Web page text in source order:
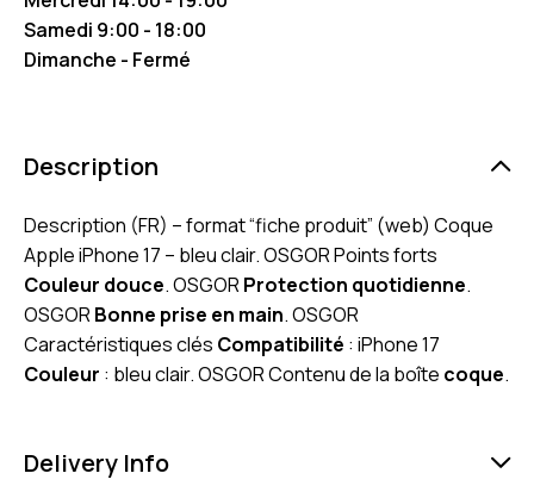
Samedi 9:00 - 18:00
Dimanche - Fermé
Description
Description (FR) – format “fiche produit” (web) Coque
Apple iPhone 17 – bleu clair. OSGOR Points forts
Couleur douce. OSGORProtection quotidienne.
OSGORBonne prise en main. OSGOR
Caractéristiques clés Compatibilité : iPhone 17
Couleur : bleu clair. OSGOR Contenu de la boîte coque.
Delivery Info